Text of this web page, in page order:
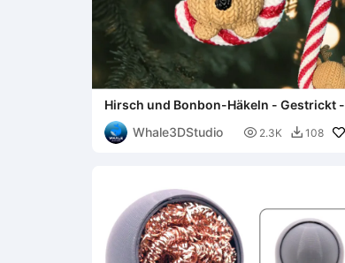
Hirsch und Bonbon-Häkeln - Gestrickt -
Weihnachtsbaumdekoration
Whale3DStudio
 2.3K  108